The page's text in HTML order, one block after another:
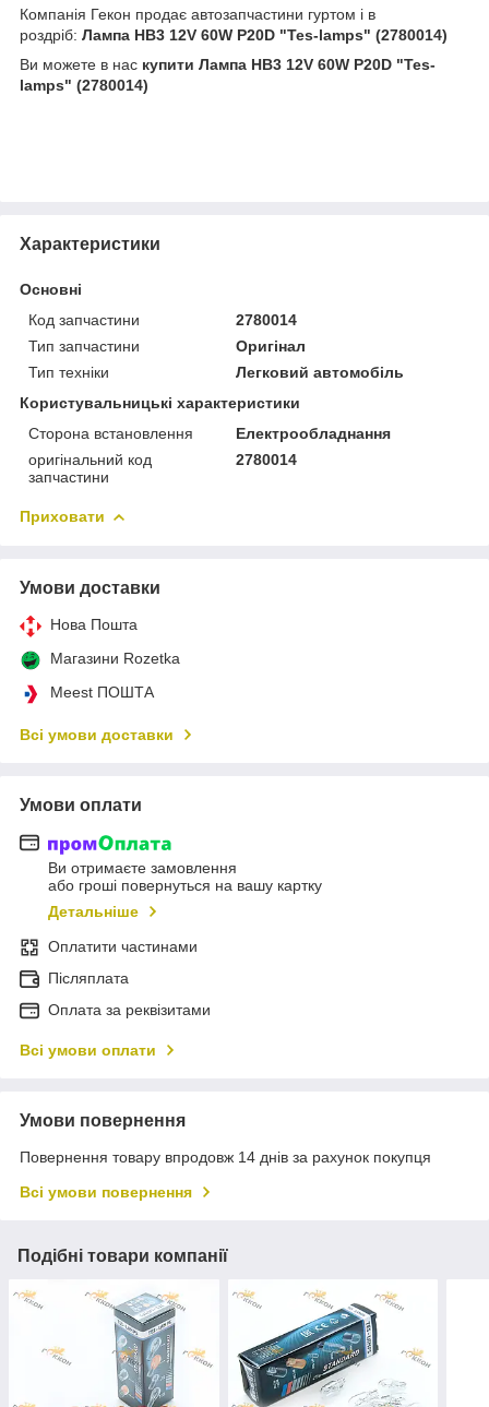
Компанія Гекон продає автозапчастини гуртом і в
роздріб: Лампа HB3 12V 60W P20D "Tes-lamps" (2780014)
Ви можете в нас купити Лампа HB3 12V 60W P20D "Tes-
lamps" (2780014)
Характеристики
Основні
Код запчастини
2780014
Тип запчастини
Оригінал
Тип техніки
Легковий автомобіль
Користувальницькі характеристики
Сторона встановлення
Електрообладнання
оригінальний код
запчастини
2780014
Приховати
Умови доставки
Нова Пошта
Магазини Rozetka
Meest ПОШТА
Всі умови доставки
Умови оплати
Ви отримаєте замовлення
або гроші повернуться на вашу картку
Детальніше
Оплатити частинами
Післяплата
Оплата за реквізитами
Всі умови оплати
Умови повернення
Повернення товару впродовж 14 днів за рахунок покупця
Всі умови повернення
Подібні товари компанії